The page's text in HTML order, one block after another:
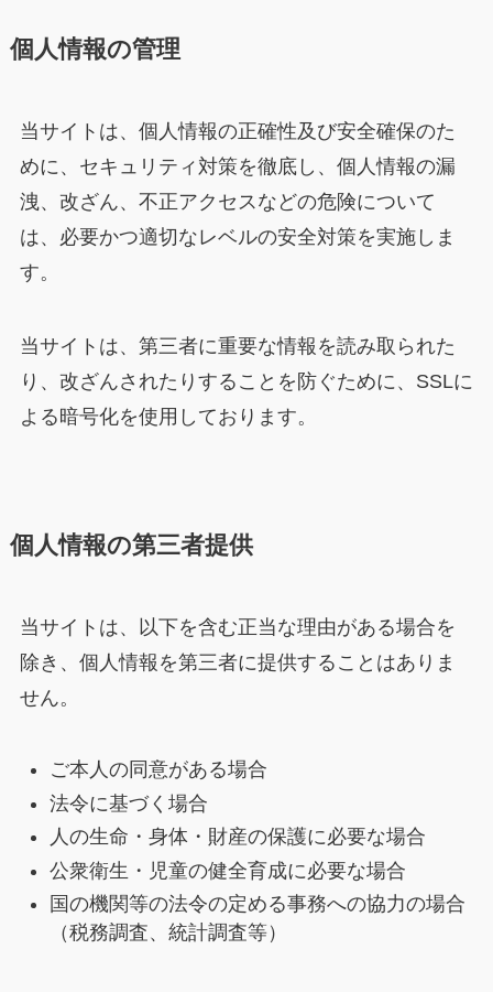
個人情報の管理
当サイトは、個人情報の正確性及び安全確保のた
めに、セキュリティ対策を徹底し、個人情報の漏
洩、改ざん、不正アクセスなどの危険について
は、必要かつ適切なレベルの安全対策を実施しま
す。
当サイトは、第三者に重要な情報を読み取られた
り、改ざんされたりすることを防ぐために、SSLに
よる暗号化を使用しております。
個人情報の第三者提供
当サイトは、以下を含む正当な理由がある場合を
除き、個人情報を第三者に提供することはありま
せん。
ご本人の同意がある場合
法令に基づく場合
人の生命・身体・財産の保護に必要な場合
公衆衛生・児童の健全育成に必要な場合
国の機関等の法令の定める事務への協力の場合
（税務調査、統計調査等）